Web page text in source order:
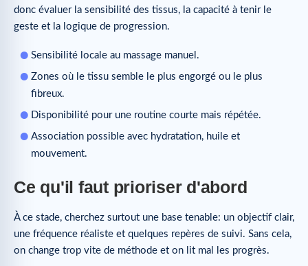
donc évaluer la sensibilité des tissus, la capacité à tenir le
geste et la logique de progression.
Sensibilité locale au massage manuel.
Zones où le tissu semble le plus engorgé ou le plus
fibreux.
Disponibilité pour une routine courte mais répétée.
Association possible avec hydratation, huile et
mouvement.
Ce qu'il faut prioriser d'abord
À ce stade, cherchez surtout une base tenable: un objectif clair,
une fréquence réaliste et quelques repères de suivi. Sans cela,
on change trop vite de méthode et on lit mal les progrès.